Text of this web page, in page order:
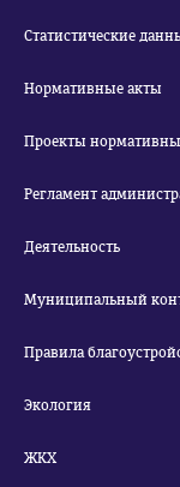
Статистические
Нормативные акты
Проекты
Регламент
Деятельность
Муниципальный
Правила
Экология
ЖКХ